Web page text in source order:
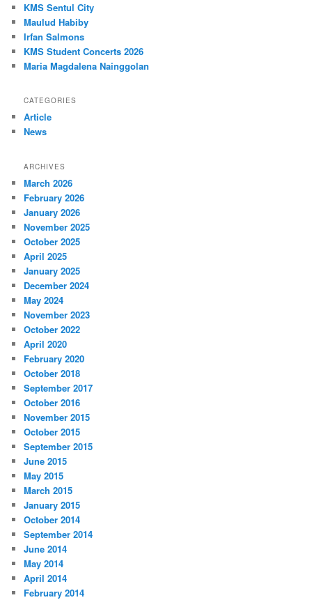
KMS Sentul City
Maulud Habiby
Irfan Salmons
KMS Student Concerts 2026
Maria Magdalena Nainggolan
CATEGORIES
Article
News
ARCHIVES
March 2026
February 2026
January 2026
November 2025
October 2025
April 2025
January 2025
December 2024
May 2024
November 2023
October 2022
April 2020
February 2020
October 2018
September 2017
October 2016
November 2015
October 2015
September 2015
June 2015
May 2015
March 2015
January 2015
October 2014
September 2014
June 2014
May 2014
April 2014
February 2014